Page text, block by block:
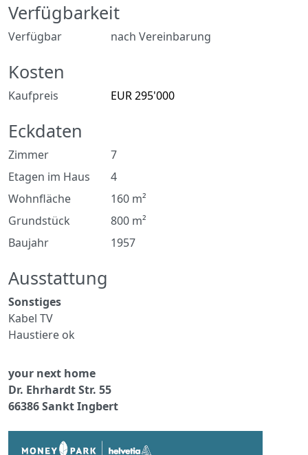
Verfügbarkeit
Verfügbar nach Vereinbarung
Kosten
Kaufpreis EUR 295'000
Eckdaten
Zimmer
7
Etagen im Haus
4
Wohnfläche
160 m²
Grundstück
800 m²
Baujahr
1957
Ausstattung
Sonstiges
Kabel TV
Haustiere ok
your next home
Dr. Ehrhardt Str. 55
66386 Sankt Ingbert